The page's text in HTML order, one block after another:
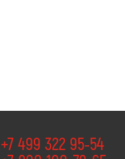
+7 499 322 95-54